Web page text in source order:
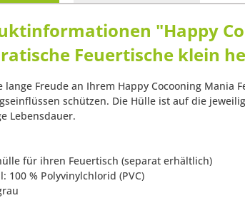
"Happy
Feuertische klein
lange Freude an Ihrem Happy Cocooning
schützen. Die Hülle ist auf die
Lebensdauer.
für ihren Feuertisch (separat erhältlich)
100 % Polyvinylchlorid (PVC)